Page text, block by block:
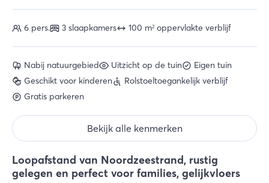
Loopafstand van Noordzeestrand, rustig
gelegen en perfect voor families, gelijkvloers
Nabij natuurgebied Uitzicht op de tuin
Eigen tuin
Geschikt voor kinderen
Rolstoeltoegankelijk verblijf
Gratis parkeren
Bekijk alle kenmerken
6 pers. 3 slaapkamers 100 m² oppervlakte verblijf